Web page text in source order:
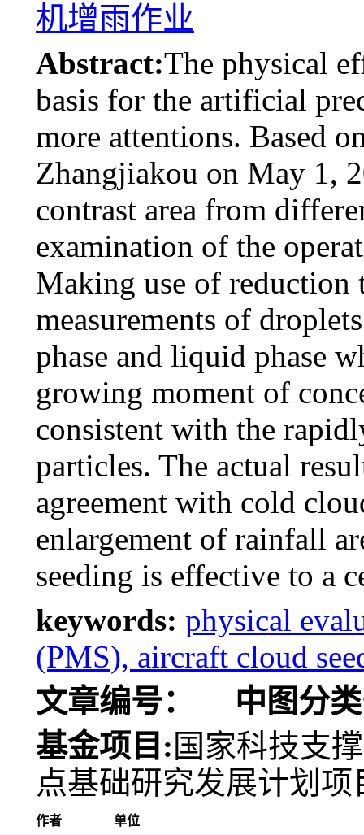
机增雨作业
Abstract:The physical
basis for the artificial
more attentions. Based
Zhangjiakou on May 1,
contrast area from
examination of the
Making use of reduction
measurements of
phase and liquid phase
growing moment of
consistent with the
particles. The actual
agreement with cold
enlargement of rainfall
seeding is effective to a
keywords: physical
(PMS), aircraft cloud
文章编号：
中图分
基金项目: 国家科技支
点基础研究发展计划项
作者 单位